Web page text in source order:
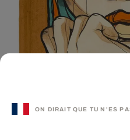
ON DIRAIT QUE TU N'ES